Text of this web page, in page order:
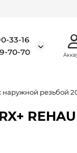
33-16
70-70
резьбой